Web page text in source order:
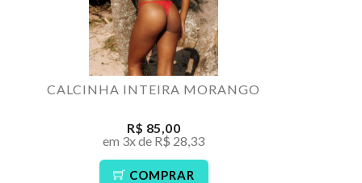
CALCINHA INTEIRA MORANGO
R$ 85,00
em 3x de R$ 28,33
COMPRAR